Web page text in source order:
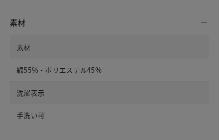
素材
素材
綿55%・ポリエステル45%
洗濯表示
手洗い可